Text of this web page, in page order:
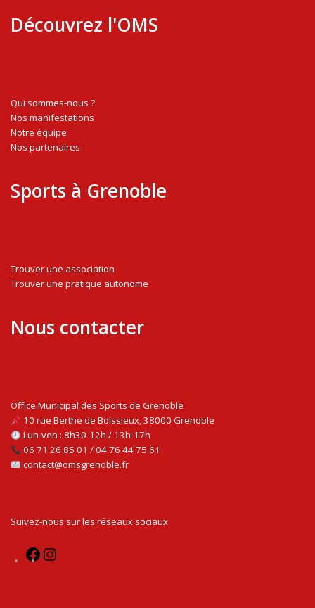
Découvrez l'OMS
Qui sommes-nous ?
Nos manifestations
Notre équipe
Nos partenaires
Sports à Grenoble
Trouver une association
Trouver une pratique autonome
Nous contacter
Office Municipal des Sports de Grenoble
10 rue Berthe de Boissieux, 38000 Grenoble
Lun-ven : 8h30-12h / 13h-17h
06 71 26 85 01 / 04 76 44 75 61
contact@omsgrenoble.fr
Suivez-nous sur les réseaux sociaux
Facebook